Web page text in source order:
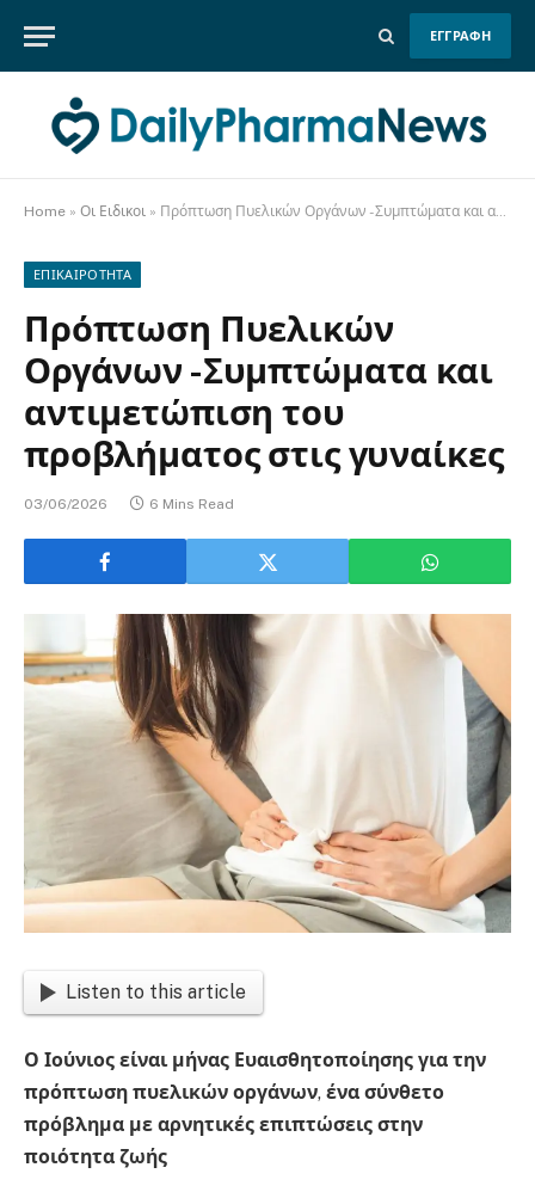
ΕΓΓΡΑΦΗ
Home » Οι Ειδικοι » Πρόπτωση Πυελικών Οργάνων -Συμπτώματα και αντιμετώπιση του προβλήματος στις γυναίκες
ΕΠΙΚΑΙΡΟΤΗΤΑ
Πρόπτωση Πυελικών
Οργάνων -Συμπτώματα και
αντιμετώπιση του
προβλήματος στις γυναίκες
03/06/2026 6 Mins Read
Listen to this article
Ο Ιούνιος είναι μήνας Ευαισθητοποίησης για την
πρόπτωση πυελικών οργάνων, ένα σύνθετο
πρόβλημα με αρνητικές επιπτώσεις στην
ποιότητα ζωής